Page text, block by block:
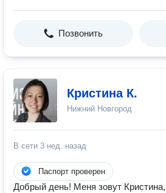
Позвонить
Кристина К.
Нижний Новгород
В сети 3 нед. назад
Паспорт проверен
Добрый день! Меня зовут